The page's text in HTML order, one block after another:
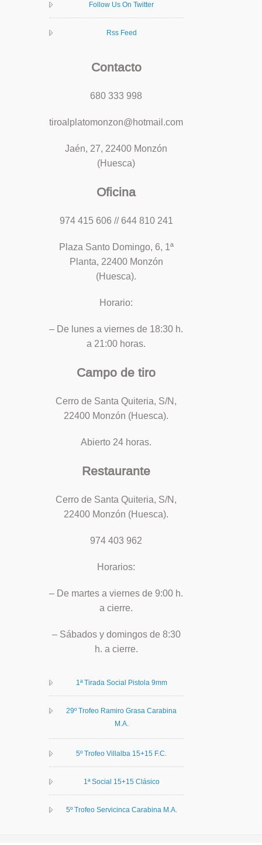
Follow Us On Twitter
Rss Feed
Contacto
680 333 998
tiroalplatomonzon@hotmail.com
Jaén, 27, 22400 Monzón
(Huesca)
Oficina
974 415 606 // 644 810 241
Plaza Santo Domingo, 6, 1ª
Planta, 22400 Monzón
(Huesca).
Horario:
– De lunes a viernes de 18:30 h.
a 21:00 horas.
Campo de tiro
Cerro de Santa Quiteria, S/N,
22400 Monzón (Huesca).
Abierto 24 horas.
Restaurante
Cerro de Santa Quiteria, S/N,
22400 Monzón (Huesca).
974 403 962
Horarios:
– De martes a viernes de 9:00 h.
a cierre.
– Sábados y domingos de 8:30
h. a cierre.
1ª Tirada Social Pistola 9mm
29º Trofeo Ramiro Grasa Carabina
M.A.
5º Trofeo Villalba 15+15 F.C.
1ª Social 15+15 Clásico
5º Trofeo Servicinca Carabina M.A.